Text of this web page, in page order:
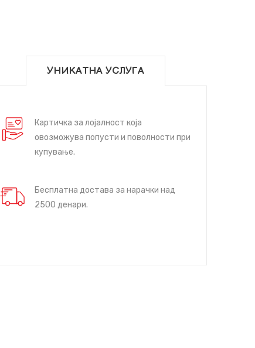
УНИКАТНА УСЛУГА
Картичка за лојалност која
овозможува попусти и поволности при
купување.
Бесплатна достава за нарачки над
2500 денари.